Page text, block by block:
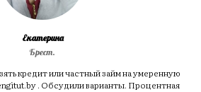
Екатерина
Брест.
кредит или частный займ на умеренную
. Обсудили варианты. Процентная